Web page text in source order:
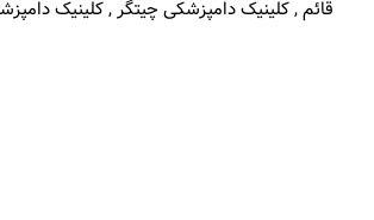
قائم , کلینیک دامپزشکی چیتگر , کلینیک